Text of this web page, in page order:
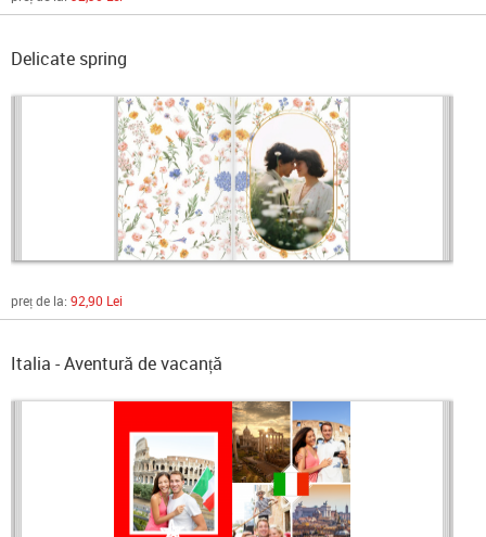
Delicate spring
preț de la: 92,90 Lei
Italia - Aventură de vacanță